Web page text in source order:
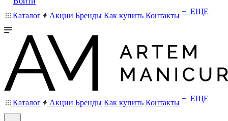
Каталог
Акции Бренды Как купить Контакты + ЕЩЕ
Каталог Акции Бренды Как купить Контакты + ЕЩЕ